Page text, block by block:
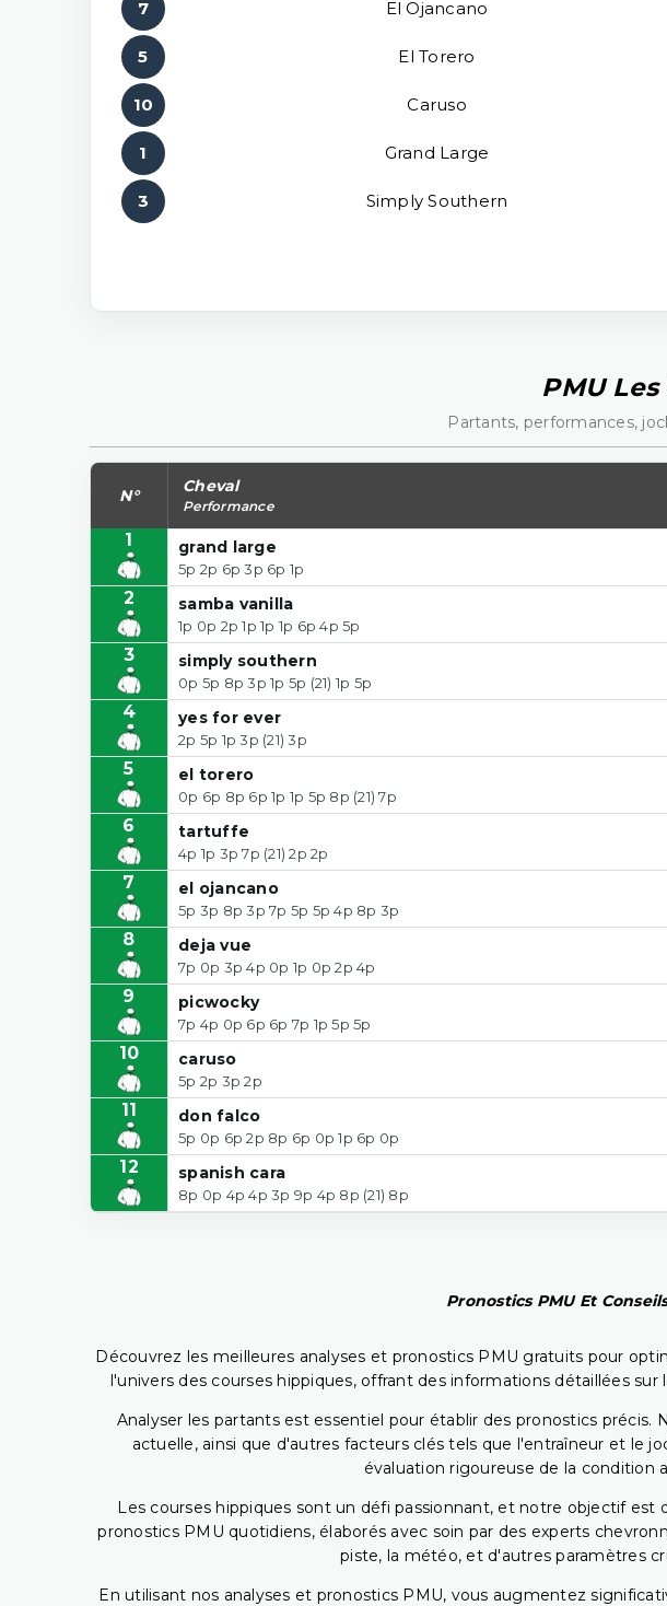
7 El Ojancano
5 El Torero
10 Caruso
1 Grand Large
3 Simply Southern
PMU
Partants, performances,
N° Cheval
Performance
1 grand large
5p 2p 6p 3p 6p 1p
2 samba vanilla
1p 0p 2p 1p 1p 1p 6p 4p 5p
3 simply southern
0p 5p 8p 3p 1p 5p (21) 1p 5p
4 yes for ever
2p 5p 1p 3p (21) 3p
5 el torero
0p 6p 8p 6p 1p 1p 5p 8p (21) 7p
6 tartuffe
4p 1p 3p 7p (21) 2p 2p
7 el ojancano
5p 3p 8p 3p 7p 5p 5p 4p 8p 3p
8 deja vue
7p 0p 3p 4p 0p 1p 0p 2p 4p
9 picwocky
7p 4p 0p 6p 6p 7p 1p 5p 5p
10 caruso
5p 2p 3p 2p
11 don falco
5p 0p 6p 2p 8p 6p 0p 1p 6p 0p
12 spanish cara
8p 0p 4p 4p 3p 9p 4p 8p (21) 8p
Pronostics PMU Et
Découvrez les meilleures analyses et pronostics PMU gratuits pour
l'univers des courses hippiques, offrant des informations détaillées
Analyser les partants est essentiel pour établir des pronostics
actuelle, ainsi que d'autres facteurs clés tels que l'entraîneur et le
évaluation rigoureuse de la condition
Les courses hippiques sont un défi passionnant, et notre objectif est
pronostics PMU quotidiens, élaborés avec soin par des experts
piste, la météo, et d'autres paramètres
En utilisant nos analyses et pronostics PMU, vous augmentez